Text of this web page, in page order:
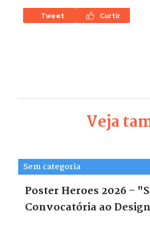
Tweet Curtir
Veja
Sem categoria
Poster Heroes 2026 –
Convocatória ao